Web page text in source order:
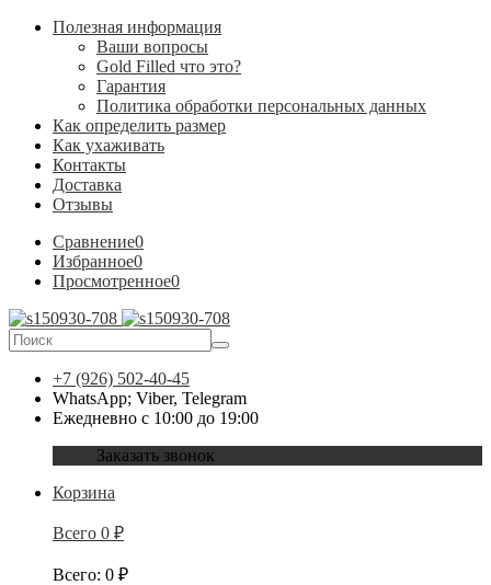
Полезная информация
Ваши вопросы
Gold Filled что это?
Гарантия
Политика обработки персональных данных
Как определить размер
Как ухаживать
Контакты
Доставка
Отзывы
Сравнение0
Избранное0
Просмотренное0
+7 (926) 502-40-45
WhatsApp; Viber, Telegram
Ежедневно с 10:00 до 19:00
Заказать звонок
Корзина
Всего 0 ₽
Всего: 0 ₽